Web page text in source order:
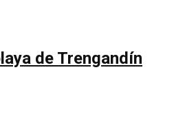
de Trengandín